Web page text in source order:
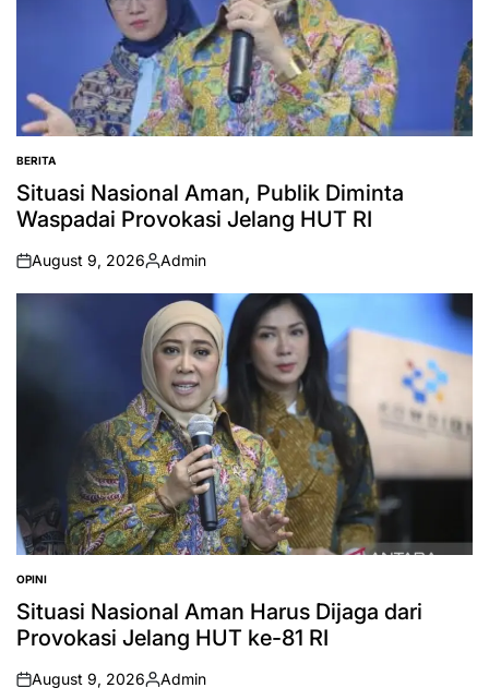
POSTED
IN
BERITA
Situasi Nasional Aman, Publik Diminta
Waspadai Provokasi Jelang HUT RI
on
August 9, 2026
Posted
by
Admin
POSTED
IN
OPINI
Situasi Nasional Aman Harus Dijaga dari
Provokasi Jelang HUT ke-81 RI
on
August 9, 2026
Posted
Admin